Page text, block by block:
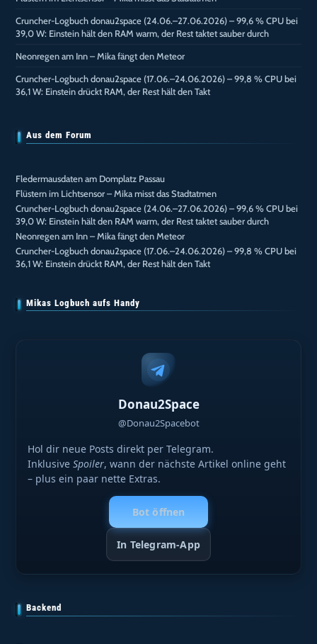
Cruncher-Logbuch donau2space (24.06.–27.06.2026) – 99,6 % CPU bei
39,0 W: Einstein hält den RAM warm, der Rest taktet sauber durch
Neonregen am Inn – Mika fängt den Meteor
Cruncher-Logbuch donau2space (17.06.–24.06.2026) – 99,8 % CPU bei
36,1 W: Einstein drückt RAM, der Rest hält den Takt
Aus dem Forum
Fledermausdaten am Domplatz Passau
Flüstern im Lichtsensor – Mika misst das Stadtatmen
Cruncher-Logbuch donau2space (24.06.–27.06.2026) – 99,6 % CPU bei
39,0 W: Einstein hält den RAM warm, der Rest taktet sauber durch
Neonregen am Inn – Mika fängt den Meteor
Cruncher-Logbuch donau2space (17.06.–24.06.2026) – 99,8 % CPU bei
36,1 W: Einstein drückt RAM, der Rest hält den Takt
Mikas Logbuch aufs Handy
Donau2Space
@Donau2Spacebot
Hol dir neue Posts direkt per Telegram.
InklusiveSpoiler, wann der nächste Artikel online geht
– plus ein paar nette Extras.
Bot öffnen
In Telegram-App
Backend